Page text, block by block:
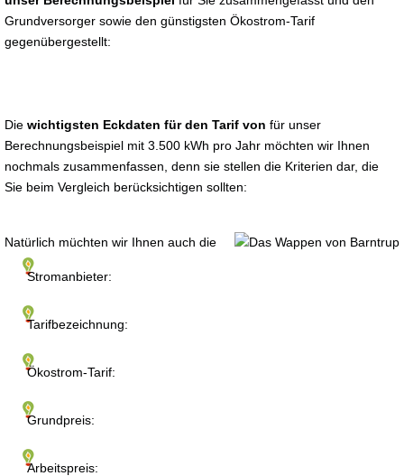
Grundversorger sowie den günstigsten Ökostrom-Tarif
gegenübergestellt:
Die wichtigsten Eckdaten für den Tarif von für unser
Berechnungsbeispiel mit 3.500 kWh pro Jahr möchten wir Ihnen
nochmals zusammenfassen, denn sie stellen die Kriterien dar, die
Sie beim Vergleich berücksichtigen sollten:
Stromanbieter:
Tarifbezeichnung:
Ökostrom-Tarif:
Grundpreis:
Arbeitspreis:
Natürlich müchten wir Ihnen auch die